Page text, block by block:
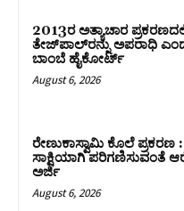
2013ರ ಅತ್ಯಾಚಾರ
ತೇಜ್‌ಪಾಲ್‌ರನ್ನು ಅಪರಾಧಿ
ಬಾಂಬೆ ಹೈಕೋರ್ಟ್
August 6, 2026
ರೇಣುಕಾಸ್ವಾಮಿ ಕೊಲೆ
ಸಾಕ್ಷಿಯಾಗಿ ಪರಿಗಣಿಸುವಂತೆ
ಅರ್ಜಿ
August 6, 2026